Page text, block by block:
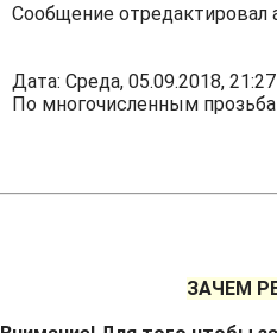
Сообщение отредактировал
Дата: Среда, 05.09.2018,
По многочисленным
ЗАЧЕМ